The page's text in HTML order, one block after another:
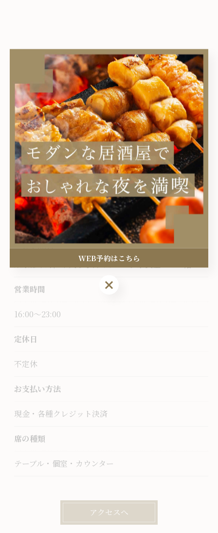
ワラテル
電話番号
03-5340-7039
所在地
〒164-0011
東京都中野区中央５丁目４９−１０ 奈良屋ビル１階
営業時間
16:00～23:00
定休日
不定休
お支払い方法
現金・各種クレジット決済
席の種類
テーブル・個室・カウンター
アクセスへ
WEB予約はこちら